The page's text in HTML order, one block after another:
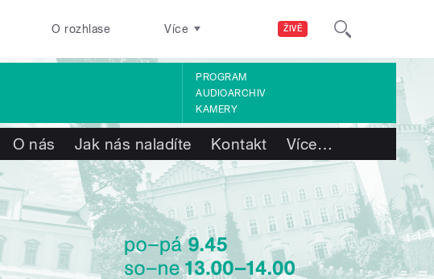
ŽIVĚ
O rozhlase Více
PROGRAM
AUDIOARCHIV
KAMERY
O nás Jak nás naladíte Kontakt Více…